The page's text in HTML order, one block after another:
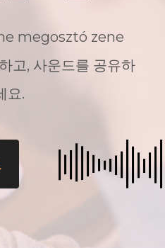
megosztó zene
고, 사운드를 공유하
요.